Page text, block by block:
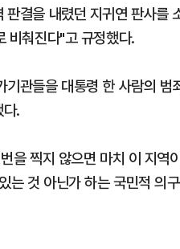
결을 내렸던 지귀연 판사를
비춰진다"고 규정했다.
관들을 대통령 한 사람의
.
을 찍지 않으면 마치 이 지역
는 것 아닌가 하는 국민적 의